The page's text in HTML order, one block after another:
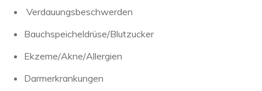
Verdauungsbeschwerden
Bauchspeicheldrüse/Blutzucker
Ekzeme/Akne/Allergien
Darmerkrankungen